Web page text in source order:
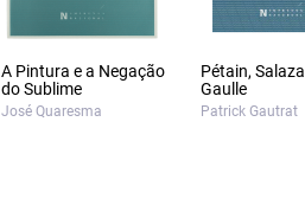
A Pintura e a Negação
do Sublime
José Quaresma
Pétain,
Gaulle
Patrick Gautrat